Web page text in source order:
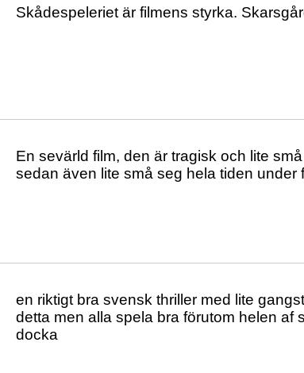
Skådespeleriet är filmens styrka.
En sevärld film, den är tragisk och lite
sedan även lite små seg hela tiden
en riktigt bra svensk thriller med lite
detta men alla spela bra förutom helen af
docka